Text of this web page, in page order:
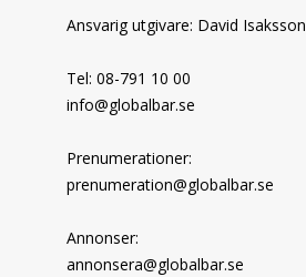
Ansvarig utgivare: David Isaksson
Tel: 08-791 10 00
info@globalbar.se
Prenumerationer:
prenumeration@globalbar.se
Annonser:
annonsera@globalbar.se